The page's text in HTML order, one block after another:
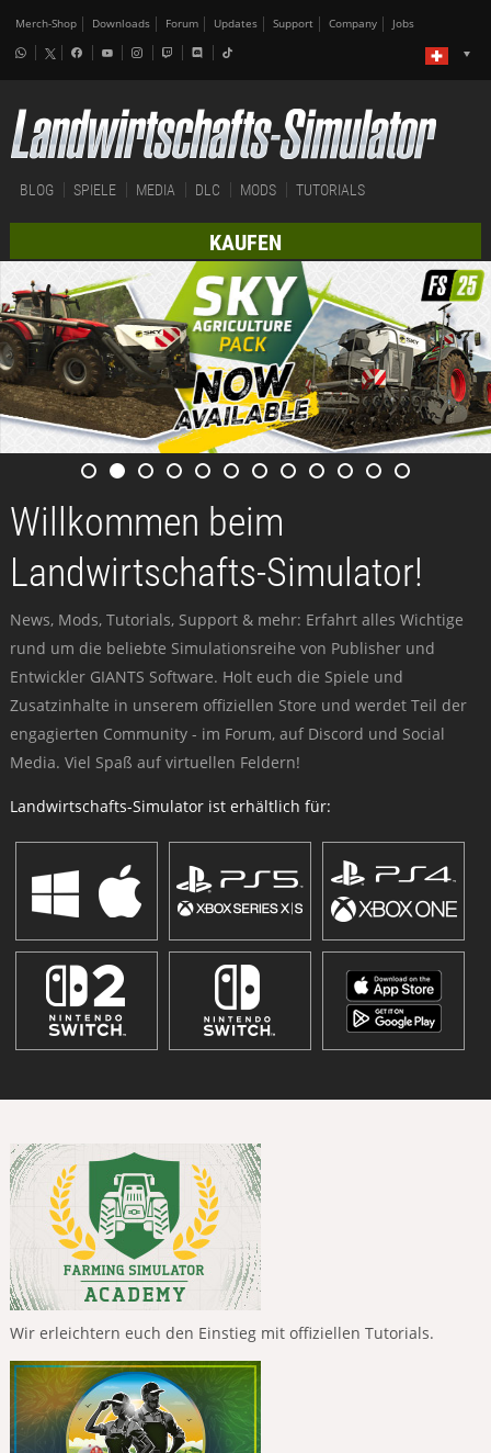
Merch-Shop Downloads Forum Updates Support Company Jobs
BLOG SPIELE MEDIA DLC MODS TUTORIALS
KAUFEN
Willkommen beim
Landwirtschafts-Simulator!
News, Mods, Tutorials, Support & mehr: Erfahrt alles Wichtige
rund um die beliebte Simulationsreihe von Publisher und
Entwickler GIANTS Software. Holt euch die Spiele und
Zusatzinhalte in unserem offiziellen Store und werdet Teil der
engagierten Community - im Forum, auf Discord und Social
Media. Viel Spaß auf virtuellen Feldern!
Landwirtschafts-Simulator ist erhältlich für:
Wir erleichtern euch den Einstieg mit offiziellen Tutorials.